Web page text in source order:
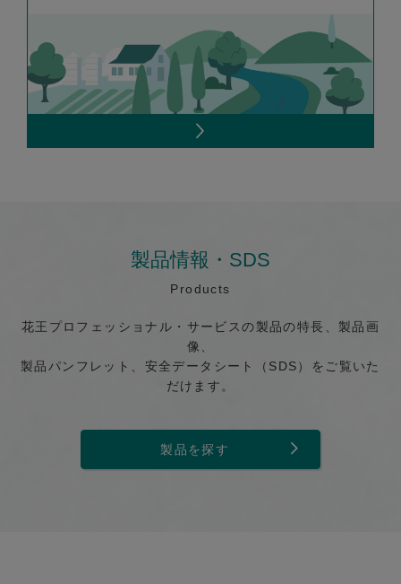
製品情報・SDS
Products
花王プロフェッショナル・サービスの製品の特長、製品画
像、
製品パンフレット、安全データシート（SDS）をご覧いた
だけます。
製品を探す